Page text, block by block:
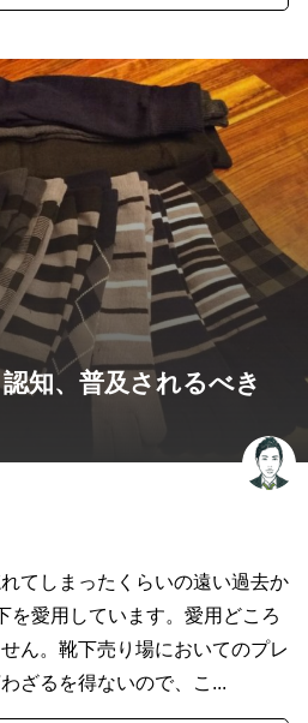
知、普及されるべき
てしまったくらいの遠い過去か
を愛用しています。愛用どころ
ん。靴下売り場においてのプレ
ざるを得ないので、こ...